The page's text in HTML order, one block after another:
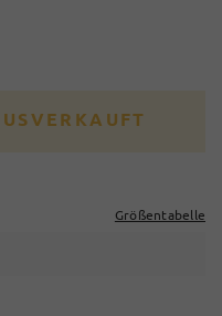
Größentabelle